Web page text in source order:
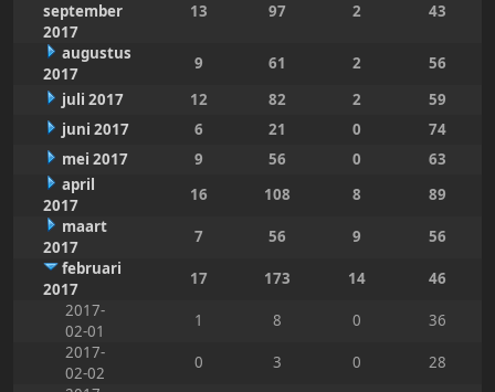
september
2017
13 97 2 43
augustus
2017
9 61 2
56
juli 2017
12 82 2
59
juni 2017
6 21 0
74
mei 2017
9 56 0
63
april
2017
16 108 8
89
maart
2017
7 56 9
56
februari
2017
17 173 14
46
2017-
02-01
1 8 0
36
2017-
02-02
0 3 0
28